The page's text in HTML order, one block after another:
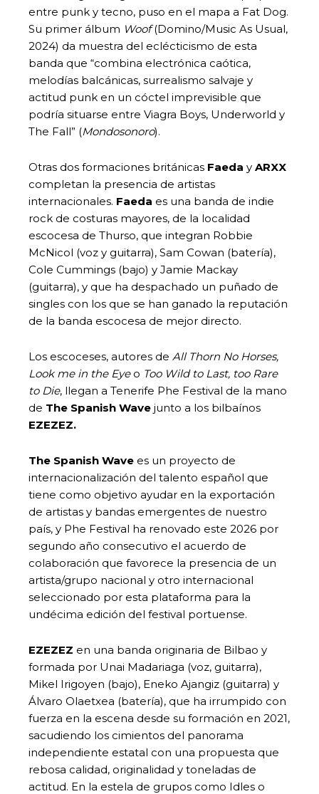
entre punk y tecno, puso en el mapa a Fat Dog.
Su primer álbum Woof(Domino/Music As Usual,
2024) da muestra del eclécticismo de esta
banda que “combina electrónica caótica,
melodías balcánicas, surrealismo salvaje y
actitud punk en un cóctel imprevisible que
podría situarse entre Viagra Boys, Underworld y
The Fall” (Mondosonoro).
Otras dos formaciones británicas Faeda y ARXX
completan la presencia de artistas
internacionales. Faeda es una banda de indie
rock de costuras mayores, de la localidad
escocesa de Thurso, que integran Robbie
McNicol (voz y guitarra), Sam Cowan (batería),
Cole Cummings (bajo) y Jamie Mackay
(guitarra), y que ha despachado un puñado de
singles con los que se han ganado la reputación
de la banda escocesa de mejor directo.
Los escoceses, autores de All Thorn No Horses,
Look me in the Eyeo Too Wild to Last, too Rare
to Die, llegan a Tenerife Phe Festival de la mano
de The Spanish Wave junto a los bilbaínos
EZEZEZ.
The Spanish Wave es un proyecto de
internacionalización del talento español que
tiene como objetivo ayudar en la exportación
de artistas y bandas emergentes de nuestro
país, y Phe Festival ha renovado este 2026 por
segundo año consecutivo el acuerdo de
colaboración que favorece la presencia de un
artista/grupo nacional y otro internacional
seleccionado por esta plataforma para la
undécima edición del festival portuense.
EZEZEZ en una banda originaria de Bilbao y
formada por Unai Madariaga (voz, guitarra),
Mikel Irigoyen (bajo), Eneko Ajangiz (guitarra) y
Álvaro Olaetxea (batería), que ha irrumpido con
fuerza en la escena desde su formación en 2021,
sacudiendo los cimientos del panorama
independiente estatal con una propuesta que
rebosa calidad, originalidad y toneladas de
actitud. En la estela de grupos como Idles o